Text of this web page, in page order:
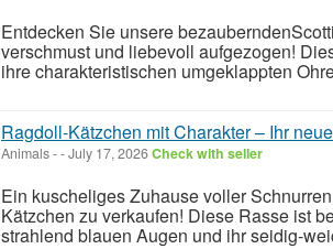
Entdecken Sie unsere
verschmust und liebevoll aufgezogen!
ihre charakteristischen umgeklappten
Ragdoll-Kätzchen mit Charakter – Ihr
Animals--July 17, 2026Check with seller
Ein kuscheliges Zuhause voller
Kätzchen zu verkaufen! Diese Rasse ist
strahlend blauen Augen und ihr seidig-